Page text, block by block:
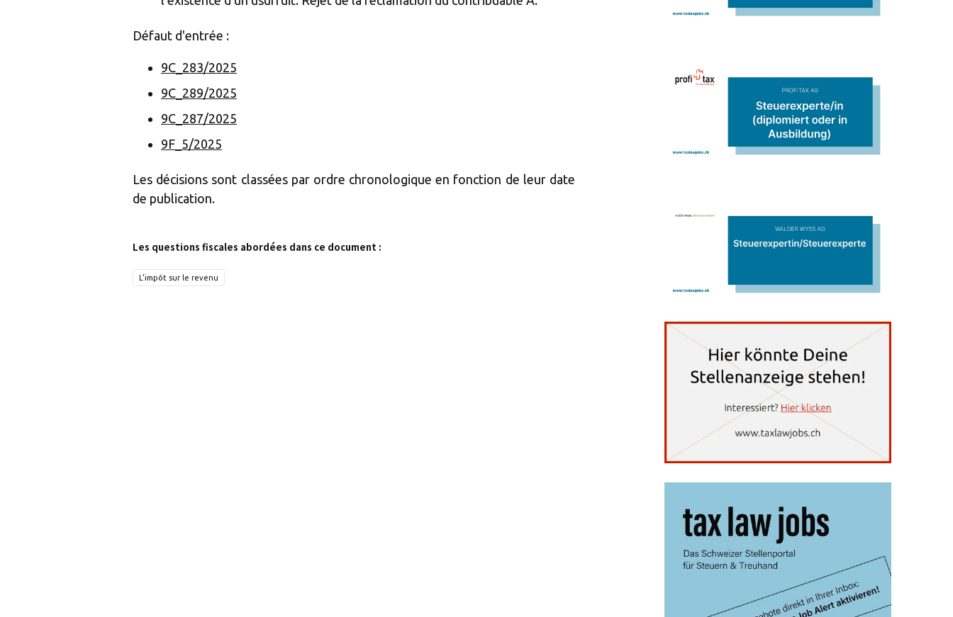
Défaut d'entrée :
9C_283/2025
9C_289/2025
9C_287/2025
9F_5/2025
Les décisions sont classées par ordre chronologique en fonction de leur date
de publication.
Les questions fiscales abordées dans ce document :
L'impôt sur le revenu